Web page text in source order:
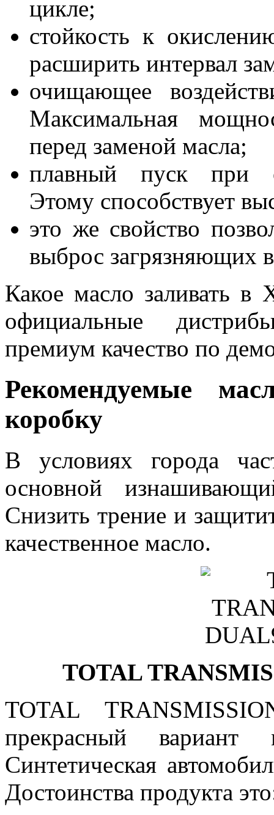
цикле;
стойкость к
расширить интервал
очищающее
Максимальная
перед заменой масла;
плавный пуск при
Этому способствует
это же свойство
выброс загрязняющих
Какое масло заливать
официальные
премиум качество по
Рекомендуемые
коробку
В условиях города
основной
Снизить трение и
качественное масло.
TOTAL
TOTAL
прекрасный
Синтетическая
Достоинства продукта